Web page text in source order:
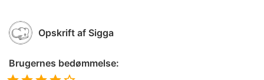
Opskrift af Sigga
Brugernes bedømmelse: